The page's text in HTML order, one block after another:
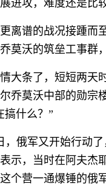
进攻，难度还是比
离谱的战况接踵而
莫沃的筑垒工事群
大条了，短短两天
乔莫沃中部的勋宗
搞什么？”
，俄军又开始行动
示，当时在阿夫杰
个营一通爆锤的俄